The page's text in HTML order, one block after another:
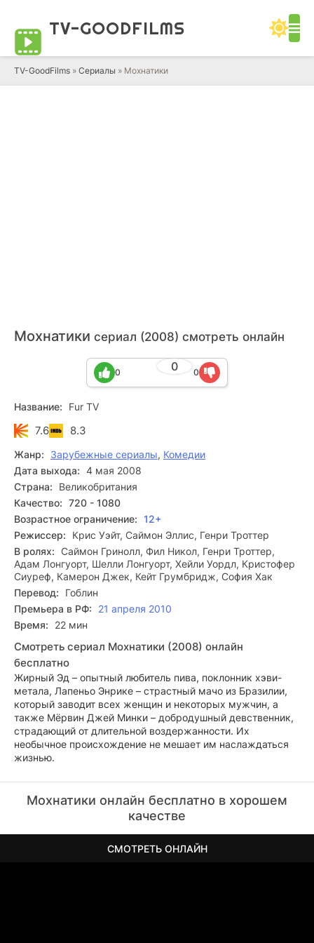
TV-GOODFILMS
TV-GoodFilms » Сериалы » Мохнатики
Мохнатики сериал (2008) смотреть онлайн
0
0 0
Название: Fur TV
7.6 8.3
Жанр: Зарубежные сериалы, Комедии
Дата выхода: 4 мая 2008
Страна:
Великобритания
Качество: 720 - 1080
Возрастное ограничение: 12+
Режиссер:
Крис Уэйт, Саймон Эллис, Генри Троттер
В ролях: Саймон Гринолл, Фил Никол, Генри Троттер,
Адам Лонгуорт, Шелли Лонгуорт, Хейли Уордл, Кристофер
Сиуреф, Камерон Джек, Кейт Грумбридж, София Хак
Перевод:
Гоблин
Премьера в РФ:
21 апреля 2010
Время:
22 мин
Смотреть сериал Мохнатики (2008) онлайн
бесплатно
Жирный Эд – опытный любитель пива, поклонник хэви-
метала, Лапеньо Энрике – страстный мачо из Бразилии,
который заводит всех женщин и некоторых мужчин, а
также Мёрвин Джей Минки – добродушный девственник,
страдающий от длительной воздержанности. Их
необычное происхождение не мешает им наслаждаться
жизнью.
Мохнатики онлайн бесплатно в хорошем
качестве
СМОТРЕТЬ ОНЛАЙН